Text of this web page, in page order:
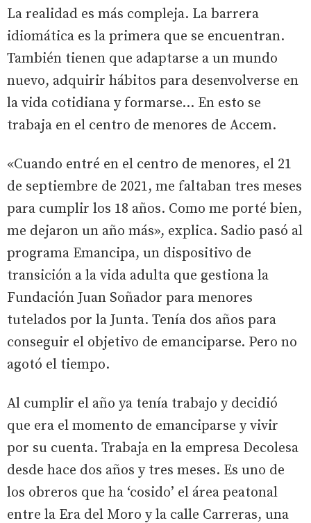
La realidad es más compleja. La barrera
idiomática es la primera que se encuentran.
También tienen que adaptarse a un mundo
nuevo, adquirir hábitos para desenvolverse en
la vida cotidiana y formarse... En esto se
trabaja en el centro de menores de Accem.
«Cuando entré en el centro de menores, el 21
de septiembre de 2021, me faltaban tres meses
para cumplir los 18 años. Como me porté bien,
me dejaron un año más», explica. Sadio pasó al
programa Emancipa, un dispositivo de
transición a la vida adulta que gestiona la
Fundación Juan Soñador para menores
tutelados por la Junta. Tenía dos años para
conseguir el objetivo de emanciparse. Pero no
agotó el tiempo.
Al cumplir el año ya tenía trabajo y decidió
que era el momento de emanciparse y vivir
por su cuenta. Trabaja en la empresa Decolesa
desde hace dos años y tres meses. Es uno de
los obreros que ha ‘cosido’ el área peatonal
entre la Era del Moro y la calle Carreras, una